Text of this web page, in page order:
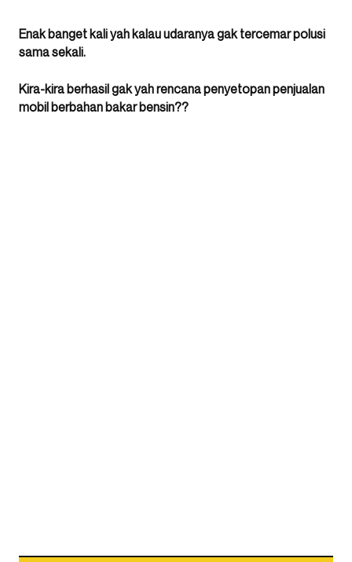
Enak banget kali yah kalau udaranya gak tercemar polusi
sama sekali.
Kira-kira berhasil gak yah rencana penyetopan penjualan
mobil berbahan bakar bensin??